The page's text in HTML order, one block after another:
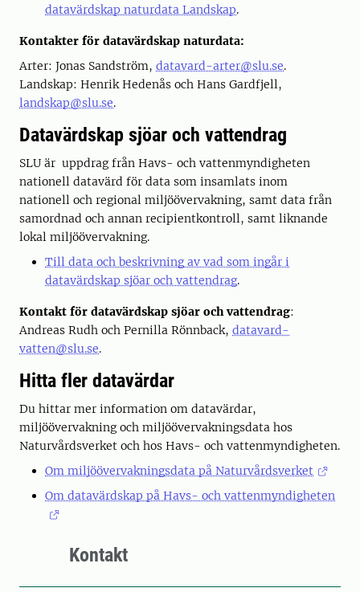
datavärdskap naturdata Landskap.
Kontakter för datavärdskap naturdata:
Arter: Jonas Sandström, datavard-arter@slu.se.
Landskap: Henrik Hedenås och Hans Gardfjell,
landskap@slu.se.
Datavärdskap sjöar och vattendrag
SLU är uppdrag från Havs- och vattenmyndigheten
nationell datavärd för data som insamlats inom
nationell och regional miljöövervakning, samt data från
samordnad och annan recipient­kontroll, samt liknande
lokal miljöövervakning.
Till data och beskrivning av vad som ingår i
datavärdskap sjöar och vattendrag.
Kontakt för datavärdskap sjöar och vattendrag:
Andreas Rudh och Pernilla Rönnback, datavard-
vatten@slu.se.
Hitta fler datavärdar
Du hittar mer information om datavärdar,
miljöövervakning och miljöövervakningsdata hos
Naturvårdsverket och hos Havs- och vattenmyndigheten.
Om miljöövervakningsdata på Naturvårdsverket
Om datavärdskap på Havs- och vattenmyndigheten
Kontakt